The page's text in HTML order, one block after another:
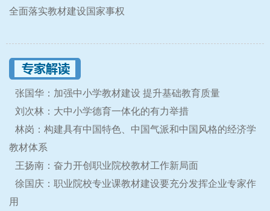
全面落实教材建设国家事权
张国华：加强中小学教材建设 提升基础教育质量
刘次林：大中小学德育一体化的有力举措
林岗：构建具有中国特色、中国气派和中国风格的经济学
教材体系
王扬南：奋力开创职业院校教材工作新局面
徐国庆：职业院校专业课教材建设要充分发挥企业专家作
用